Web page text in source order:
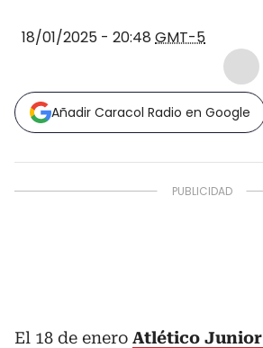
18/01/2025 - 20:48 GMT-5
Añadir Caracol Radio en Google
El 18 de enero Atlético Junior